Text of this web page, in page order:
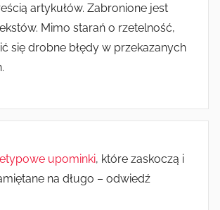
artykułów. Zabronione jest
Mimo starań o rzetelność,
się drobne błędy w przekazanych
upominki, które zaskoczą i
na długo – odwiedź